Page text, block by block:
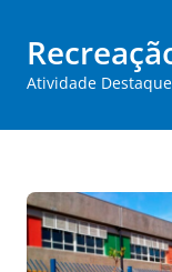
Atividade